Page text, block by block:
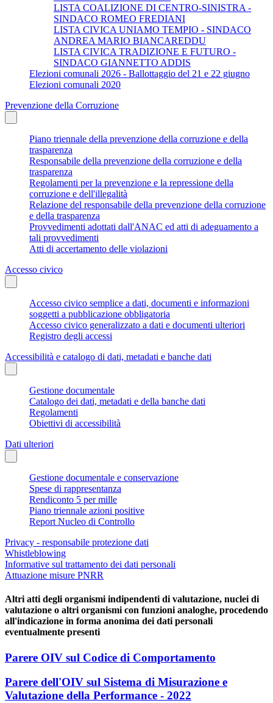
LISTA COALIZIONE DI CENTRO-SINISTRA -
SINDACO ROMEO FREDIANI
LISTA CIVICA UNIAMO TEMPIO - SINDACO
ANDREA MARIO BIANCAREDDU
LISTA CIVICA TRADIZIONE E FUTURO -
SINDACO GIANNETTO ADDIS
Elezioni comunali 2026 - Ballottaggio del 21 e 22 giugno
Elezioni comunali 2020
Prevenzione della Corruzione
Piano triennale della prevenzione della corruzione e della
trasparenza
Responsabile della prevenzione della corruzione e della
trasparenza
Regolamenti per la prevenzione e la repressione della
corruzione e dell'illegalità
Relazione del responsabile della prevenzione della corruzione
e della trasparenza
Provvedimenti adottati dall'ANAC ed atti di adeguamento a
tali provvedimenti
Atti di accertamento delle violazioni
Accesso civico
Accesso civico semplice a dati, documenti e informazioni
soggetti a pubblicazione obbligatoria
Accesso civico generalizzato a dati e documenti ulteriori
Registro degli accessi
Accessibilità e catalogo di dati, metadati e banche dati
Gestione documentale
Catalogo dei dati, metadati e della banche dati
Regolamenti
Obiettivi di accessibilità
Dati ulteriori
Gestione documentale e conservazione
Spese di rappresentanza
Rendiconto 5 per mille
Piano triennale azioni positive
Report Nucleo di Controllo
Privacy - responsabile protezione dati
Whistleblowing
Informative sul trattamento dei dati personali
Attuazione misure PNRR
Altri atti degli organismi indipendenti di valutazione, nuclei di
valutazione o altri organismi con funzioni analoghe, procedendo
all'indicazione in forma anonima dei dati personali
eventualmente presenti
Parere OIV sul Codice di Comportamento
Parere dell'OIV sul Sistema di Misurazione e
Valutazione della Performance - 2022